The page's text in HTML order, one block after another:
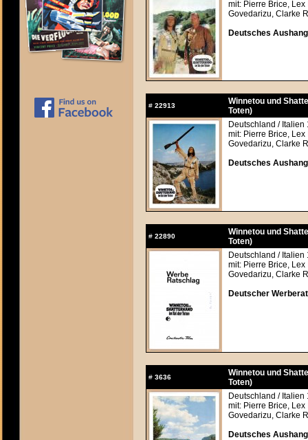
mit: Pierre Brice, Lex
Govedarizu, Clarke
Deutsches
# 22913
Winnetou und
Toten)
Deutschland /
mit: Pierre Brice, Lex
Govedarizu, Clarke
Deutsches
# 22890
Winnetou und
Toten)
Deutschland /
mit: Pierre Brice, Lex
Govedarizu, Clarke
Deutscher
# 3636
Winnetou und
Toten)
Deutschland /
mit: Pierre Brice, Lex
Govedarizu, Clarke
Deutsches